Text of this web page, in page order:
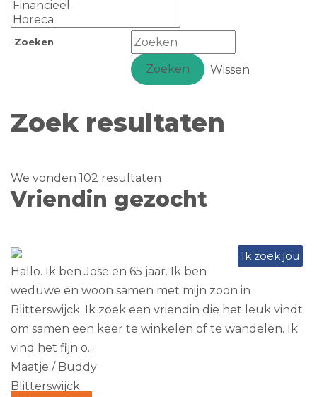
Zoeken
Zoeken Wissen
Zoek resultaten
We vonden 102 resultaten
Vriendin gezocht
Ik zoek jou
Hallo. Ik ben Jose en 65 jaar. Ik ben
weduwe en woon samen met mijn zoon in
Blitterswijck. Ik zoek een vriendin die het leuk vindt
om samen een keer te winkelen of te wandelen. Ik
vind het fijn o...
Maatje / Buddy
Blitterswijck